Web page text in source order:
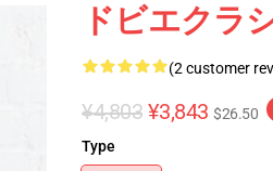
ドビエクラ
(2 customer
¥4,803 ¥3,843 $26.50
Type